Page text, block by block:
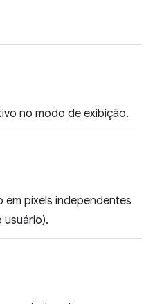
no modo de exibição.
pixels independentes
usuário).